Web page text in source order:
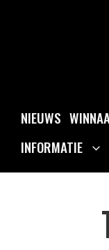
NIEUWS
INFORMATIE